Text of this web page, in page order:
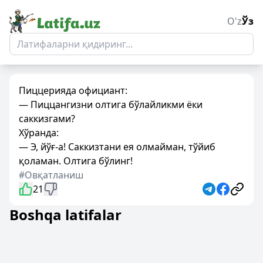
O'zЎз
Пиццерияда официант:
— Пиццангизни олтига бўлайликми ёки
саккизгами?
Хўранда:
— Э, йўғ-а! Саккизтани ея олмайман, тўйиб
қоламан. Олтига бўлинг!
#Овқатланиш
21
Boshqa latifalar